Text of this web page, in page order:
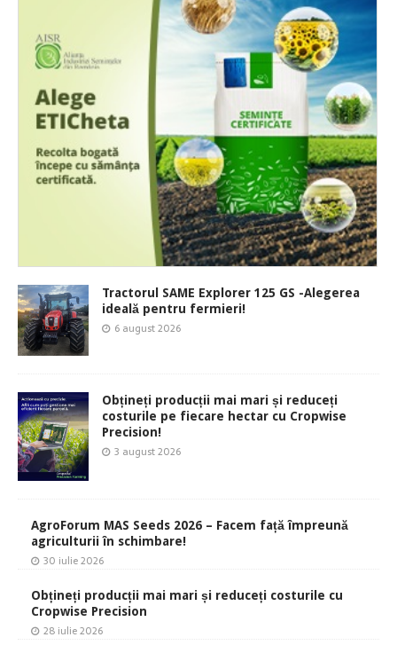
Tractorul SAME Explorer 125 GS -Alegerea
ideală pentru fermieri!
6 august 2026
Obțineți producții mai mari și reduceți
costurile pe fiecare hectar cu Cropwise
Precision!
3 august 2026
AgroForum MAS Seeds 2026 – Facem față împreună
agriculturii în schimbare!
30 iulie 2026
Obțineți producții mai mari și reduceți costurile cu
Cropwise Precision
28 iulie 2026